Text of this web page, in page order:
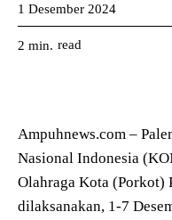
1 Desember 2024
2 min. read
Ampuhnews.com –
Nasional Indonesia
Olahraga Kota (Porkot)
dilaksanakan, 1-7